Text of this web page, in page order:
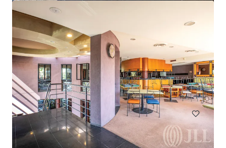
Harvey Norman Chirnside Park
286-288 Maroondah Highway, Chirnside Park, VIC, 3116, AU
6 233 m²
Commerce